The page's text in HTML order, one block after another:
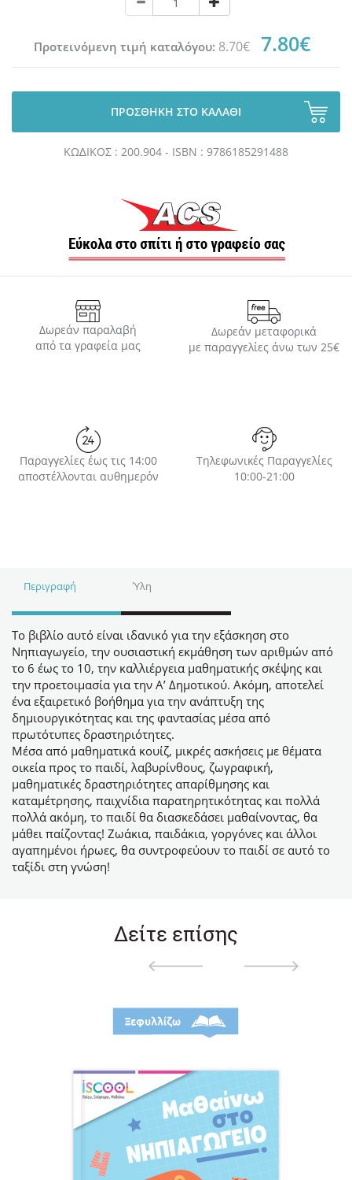
Προτεινόμενη τιμή καταλόγου: 8.70€ 7.80€
ΠΡΟΣΘΗΚΗ ΣΤΟ ΚΑΛΑΘΙ
ΚΩ∆ΙΚΟΣ : 200.904 - ISBN : 9786185291488
Δωρεάν παραλαβή
από τα γραφεία μας
Δωρεάν μεταφορικά
με παραγγελίες άνω των 25€
Παραγγελίες έως τις 14:00
αποστέλλονται αυθημερόν
Τηλεφωνικές Παραγγελίες
10:00-21:00
Περιγραφή Ύλη
Το βιβλίο αυτό είναι ιδανικό για την εξάσκηση στο
Νηπιαγωγείο, την ουσιαστική εκμάθηση των αριθμών από
το 6 έως το 10, την καλλιέργεια μαθηματικής σκέψης και
την προετοιμασία για την Α’ Δημοτικού. Ακόμη, αποτελεί
ένα εξαιρετικό βοήθημα για την ανάπτυξη της
δημιουργικότητας και της φαντασίας μέσα από
πρωτότυπες δραστηριότητες.
Μέσα από μαθηματικά κουίζ, μικρές ασκήσεις με θέματα
οικεία προς το παιδί, λαβυρίνθους, ζωγραφική,
μαθηματικές δραστηριότητες απαρίθμησης και
καταμέτρησης, παιχνίδια παρατηρητικότητας και πολλά
πολλά ακόμη, το παιδί θα διασκεδάσει μαθαίνοντας, θα
μάθει παίζοντας! Ζωάκια, παιδάκια, γοργόνες και άλλοι
αγαπημένοι ήρωες, θα συντροφεύουν το παιδί σε αυτό το
ταξίδι στη γνώση!
Δείτε επίσης